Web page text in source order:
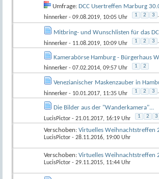
Umfrage: DCC Usertreffen Marburg
hinnerker - 09.08.2019, 10:05 Uhr 1 2 3
Mitbring- und Wunschlisten für das
hinnerker - 11.08.2019, 10:09 Uhr 1 2 3
Kamerabörse Hamburg - Bürgerhaus
hinnerker - 07.02.2014, 09:57 Uhr 1 2
Venezianischer Maskenzauber in
hinnerker - 10.01.2017, 11:35 Uhr 1 2 3
Die Bilder aus der "Wanderkamera"...
LucisPictor - 21.01.2017, 16:19 Uhr 1 2 3
Verschoben: Virtuelles Weihnachtstreffen
LucisPictor - 28.11.2016, 19:00 Uhr
Verschoben: Virtuelles Weihnachtstreffen
LucisPictor - 29.11.2015, 11:44 Uhr